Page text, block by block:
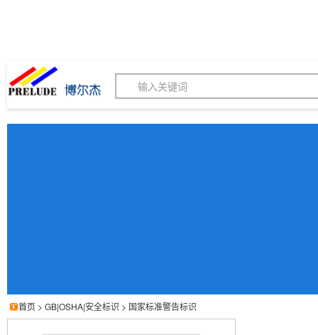
博尔杰PTS - 工业标识解
首页 > GB|OSHA|安全标识 > 国家标准警告标识